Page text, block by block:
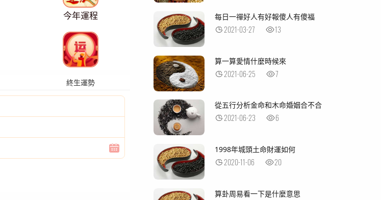
今年運程
終生運勢
每日一禪好人有好報傻人有傻福
2021-03-27 13
算一算愛情什麼時候來
2021-06-25 7
從五行分析金命和木命婚姻合不合
2021-06-23 6
1998年城頭土命財運如何
2020-11-06 20
算卦周易看一下是什麼意思